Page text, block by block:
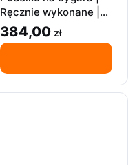
Ręcznie wykonane |
HUMIDOR
384,00 zł